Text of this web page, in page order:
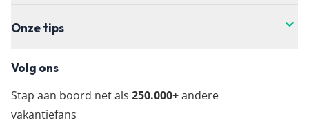
Onze tips
Volg ons
Stap aan boord net als 250.000+andere
vakantiefans